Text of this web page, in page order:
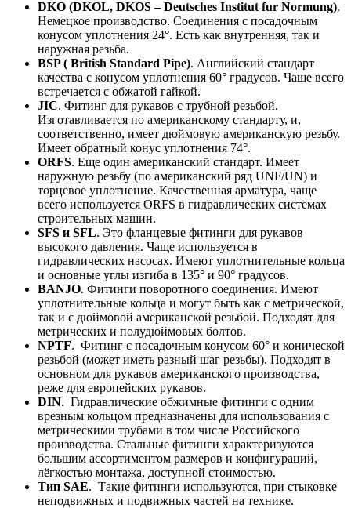
DKO (DKOL, DKOS – Deutsches Institut fur Normung).
Немецкое производство. Соединения с посадочным
конусом уплотнения 24°. Есть как внутренняя, так и
наружная резьба.
BSP ( British Standard Pipe). Английский стандарт
качества с конусом уплотнения 60° градусов. Чаще всего
встречается с обжатой гайкой.
JIC. Фитинг для рукавов с трубной резьбой.
Изготавливается по американскому стандарту, и,
соответственно, имеет дюймовую американскую резьбу.
Имеет обратный конус уплотнения 74°.
ORFS. Еще один американский стандарт. Имеет
наружную резьбу (по американский ряд UNF/UN) и
торцевое уплотнение. Качественная арматура, чаще
всего используется ORFS в гидравлических системах
строительных машин.
SFS и SFL. Это фланцевые фитинги для рукавов
высокого давления. Чаще используется в
гидравлических насосах. Имеют уплотнительные кольца
и основные углы изгиба в 135° и 90° градусов.
BANJO. Фитинги поворотного соединения. Имеют
уплотнительные кольца и могут быть как с метрической,
так и с дюймовой американской резьбой. Подходят для
метрических и полудюймовых болтов.
NPTF. Фитинг с посадочным конусом 60° и конической
резьбой (может иметь разный шаг резьбы). Подходят в
основном для рукавов американского производства,
реже для европейских рукавов.
DIN. Гидравлические обжимные фитинги с одним
врезным кольцом предназначены для использования с
метрическими трубами в том числе Российского
производства. Стальные фитинги характеризуются
большим ассортиментом размеров и конфигураций,
лёгкостью монтажа, доступной стоимостью.
Тип SAE. Такие фитинги используются, при стыковке
неподвижных и подвижных частей на технике.